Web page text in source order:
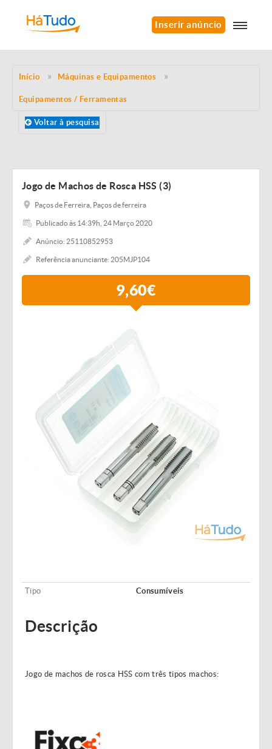
Inserir anúncio
Início Máquinas e Equipamentos
Equipamentos / Ferramentas
Voltar à pesquisa
Jogo de Machos de Rosca HSS (3)
Paços de Ferreira, Paços de ferreira
Publicado às 14:39h, 24 Março 2020
Anúncio: 25110852953
Referência anunciante: 205MJP104
9,60€
Tipo Consumíveis
Descrição
Jogo de machos de rosca HSS com três tipos machos: